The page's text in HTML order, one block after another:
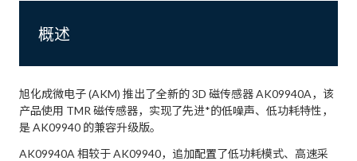
概述
旭化成微电子 (AKM) 推出了全新的 3D 磁传感器 AK09940A，该
产品使用 TMR 磁传感器，实现了先进*的低噪声、低功耗特性，
是 AK09940 的兼容升级版。
AK09940A 相较于 AK09940，追加配置了低功耗模式、高速采